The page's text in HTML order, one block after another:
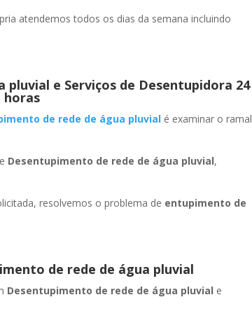
atendemos todos os dias da semana incluindo
e Serviços de Desentupidora 24
horas
de rede de água pluvialé examinar o ramal
Desentupimento de rede de água pluvial,
resolvemos o problema de entupimento de
de rede de água pluvial
Desentupimento de rede de água pluvial e